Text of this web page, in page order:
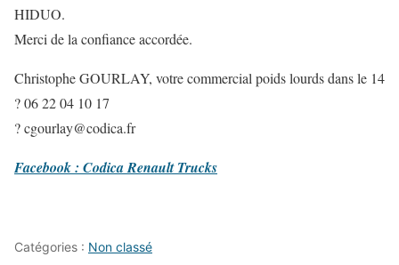
HIDUO.
Merci de la confiance accordée.
Christophe GOURLAY, votre commercial poids lourds dans le 14
? 06 22 04 10 17
?cgourlay@codica.fr
Facebook : Codica Renault Trucks
Catégories : Non classé